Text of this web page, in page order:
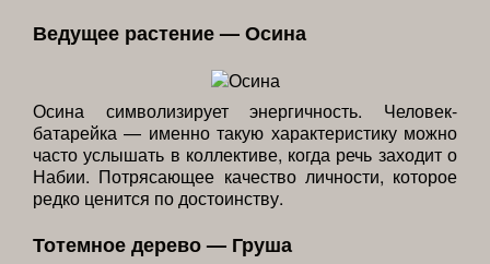
Ведущее растение — Осина
Осина символизирует энергичность. Человек-
батарейка — именно такую характеристику можно
часто услышать в коллективе, когда речь заходит о
Набии. Потрясающее качество личности, которое
редко ценится по достоинству.
Тотемное дерево — Груша